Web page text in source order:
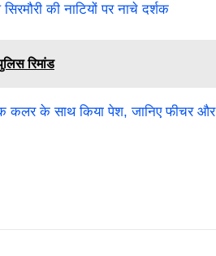
की नाटियों पर नाचे दर्शक
रिमांड
के साथ किया पेश, जानिए फीचर और